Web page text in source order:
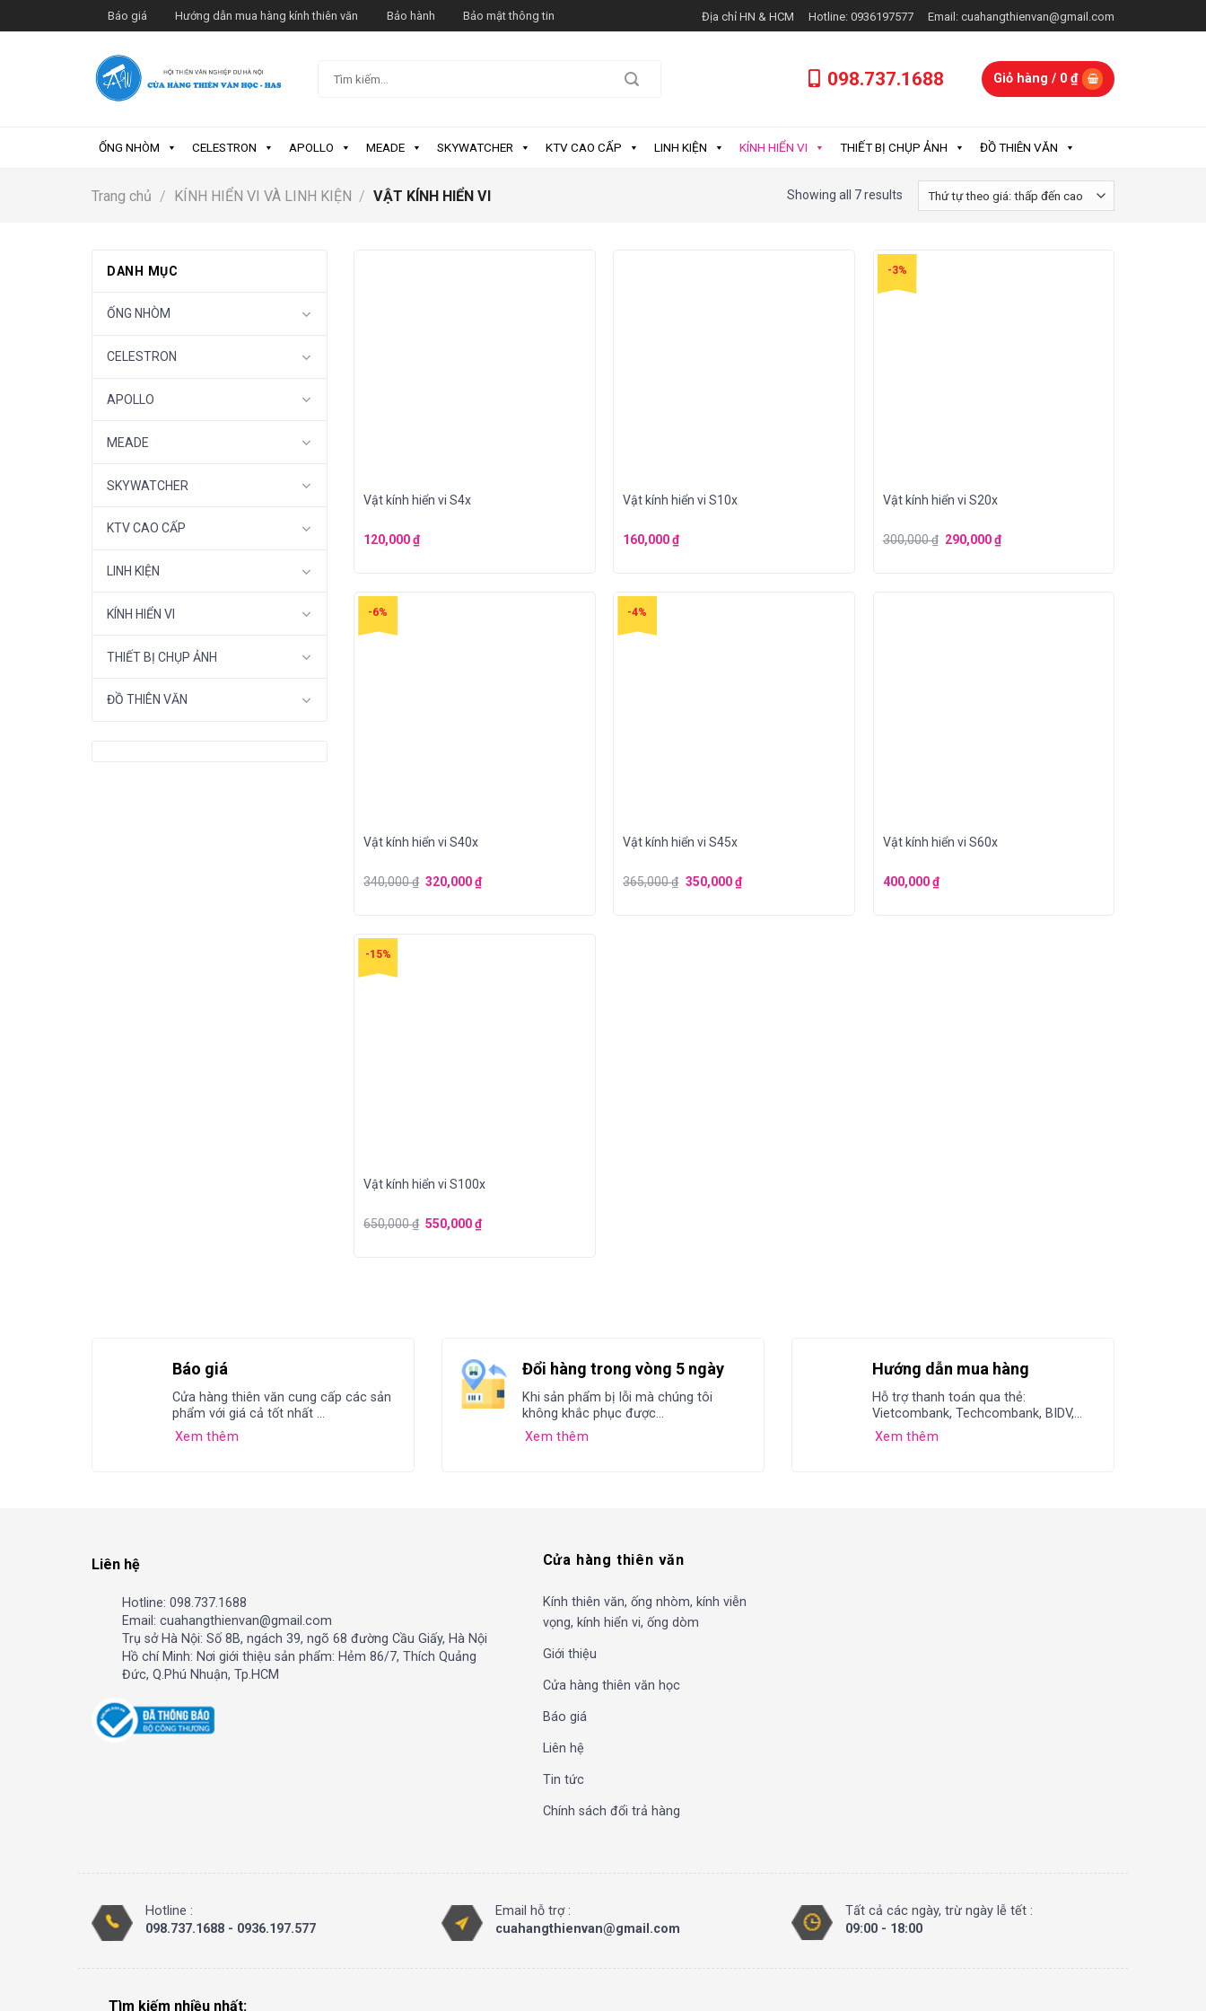
to
Báo giá Hướng dẫn mua hàng kính thiên văn Bảo hành Bảo mật thông tin Địa chỉ HN & HCM Hotline: 0936197577 Email: cuahangthienvan@gmail.com
kiếm:
098.737.1688 Giỏ hàng / 0₫
ỐNG NHÒM CELESTRON APOLLO MEADE SKYWATCHER KTV CAO CẤP LINH KIỆN KÍNH HIỂN VI THIẾT BỊ CHỤP ẢNH ĐỒ THIÊN VĂN
Trang chủ / KÍNH HIỂN VI VÀ LINH KIỆN / VẬT KÍNH HIỂN VI Showing all 7 results
DANH MỤC
ỐNG NHÒM
CELESTRON
APOLLO
MEADE
SKYWATCHER
KTV CAO CẤP
LINH KIỆN
KÍNH HIỂN VI
THIẾT BỊ CHỤP ẢNH
ĐỒ THIÊN VĂN
Vật kính hiển vi S4x
120,000₫
Vật kính hiển vi S10x
160,000₫
-3%
Vật kính hiển vi S20x
300,000₫ 290,000₫
-6%
Vật kính hiển vi S40x
340,000₫ 320,000₫
-4%
Vật kính hiển vi S45x
365,000₫ 350,000₫
Vật kính hiển vi S60x
400,000₫
-15%
Vật kính hiển vi S100x
650,000₫ 550,000₫
Báo giá
Cửa hàng thiên văn cung cấp các sản
phẩm với giá cả tốt nhất ...
Xem thêm
Đổi hàng trong vòng 5 ngày
Khi sản phẩm bị lỗi mà chúng tôi
không khắc phục được...
Xem thêm
Hướng dẫn mua hàng
Hỗ trợ thanh toán qua thẻ:
Vietcombank, Techcombank, BIDV,...
Xem thêm
Liên hệ
Hotline: 098.737.1688
Email: cuahangthienvan@gmail.com
Trụ sở Hà Nội: Số 8B, ngách 39, ngõ 68 đường Cầu Giấy, Hà Nội
Hồ chí Minh: Nơi giới thiệu sản phẩm: Hẻm 86/7, Thích Quảng
Đức, Q.Phú Nhuận, Tp.HCM
Cửa hàng thiên văn
Kính thiên văn, ống nhòm, kính viễn
vọng, kính hiển vi, ống dòm
Giới thiệu
Cửa hàng thiên văn học
Báo giá
Liên hệ
Tin tức
Chính sách đổi trả hàng
Hotline :
098.737.1688 - 0936.197.577
Email hỗ trợ :
cuahangthienvan@gmail.com
Tất cả các ngày, trừ ngày lễ tết :
09:00 - 18:00
Tìm kiếm nhiều nhất: